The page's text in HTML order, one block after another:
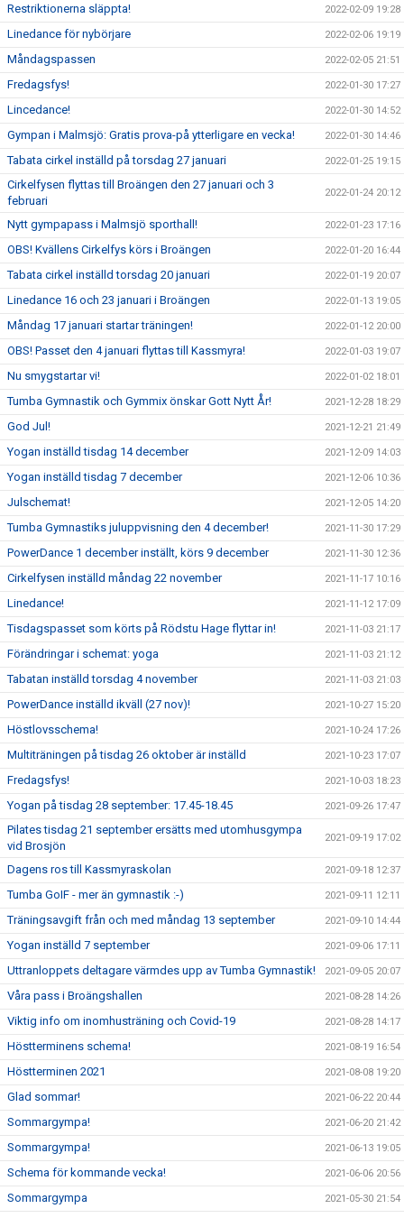
Restriktionerna släppta! 2022-02-09 19:28
Linedance för nybörjare 2022-02-06 19:19
Måndagspassen 2022-02-05 21:51
Fredagsfys! 2022-01-30 17:27
Lincedance! 2022-01-30 14:52
Gympan i Malmsjö: Gratis prova-på ytterligare en vecka! 2022-01-30 14:46
Tabata cirkel inställd på torsdag 27 januari 2022-01-25 19:15
Cirkelfysen flyttas till Broängen den 27 januari och 3
februari
2022-01-24 20:12
Nytt gympapass i Malmsjö sporthall! 2022-01-23 17:16
OBS! Kvällens Cirkelfys körs i Broängen 2022-01-20 16:44
Tabata cirkel inställd torsdag 20 januari 2022-01-19 20:07
Linedance 16 och 23 januari i Broängen 2022-01-13 19:05
Måndag 17 januari startar träningen! 2022-01-12 20:00
OBS! Passet den 4 januari flyttas till Kassmyra! 2022-01-03 19:07
Nu smygstartar vi! 2022-01-02 18:01
Tumba Gymnastik och Gymmix önskar Gott Nytt År! 2021-12-28 18:29
God Jul! 2021-12-21 21:49
Yogan inställd tisdag 14 december 2021-12-09 14:03
Yogan inställd tisdag 7 december 2021-12-06 10:36
Julschemat! 2021-12-05 14:20
Tumba Gymnastiks juluppvisning den 4 december! 2021-11-30 17:29
PowerDance 1 december inställt, körs 9 december 2021-11-30 12:36
Cirkelfysen inställd måndag 22 november 2021-11-17 10:16
Linedance! 2021-11-12 17:09
Tisdagspasset som körts på Rödstu Hage flyttar in! 2021-11-03 21:17
Förändringar i schemat: yoga 2021-11-03 21:12
Tabatan inställd torsdag 4 november 2021-11-03 21:03
PowerDance inställd ikväll (27 nov)! 2021-10-27 15:20
Höstlovsschema! 2021-10-24 17:26
Multiträningen på tisdag 26 oktober är inställd 2021-10-23 17:07
Fredagsfys! 2021-10-03 18:23
Yogan på tisdag 28 september: 17.45-18.45 2021-09-26 17:47
Pilates tisdag 21 september ersätts med utomhusgympa
vid Brosjön
2021-09-19 17:02
Dagens ros till Kassmyraskolan 2021-09-18 12:37
Tumba GoIF - mer än gymnastik :-) 2021-09-11 12:11
Träningsavgift från och med måndag 13 september 2021-09-10 14:44
Yogan inställd 7 september 2021-09-06 17:11
Uttranloppets deltagare värmdes upp av Tumba Gymnastik! 2021-09-05 20:07
Våra pass i Broängshallen 2021-08-28 14:26
Viktig info om inomhusträning och Covid-19 2021-08-28 14:17
Höstterminens schema! 2021-08-19 16:54
Höstterminen 2021 2021-08-08 19:20
Glad sommar! 2021-06-22 20:44
Sommargympa! 2021-06-20 21:42
Sommargympa! 2021-06-13 19:05
Schema för kommande vecka! 2021-06-06 20:56
Sommargympa 2021-05-30 21:54